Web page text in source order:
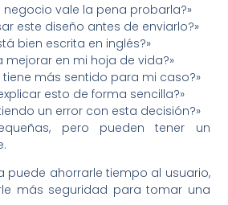
negocio vale la pena probarla?»
este diseño antes de enviarlo?»
bien escrita en inglés?»
mejorar en mi hoja de vida?»
tiene más sentido para mi caso?»
esto de forma sencilla?»
un error con esta decisión?»
pero pueden tener un
puede ahorrarle tiempo al usuario,
más seguridad para tomar una